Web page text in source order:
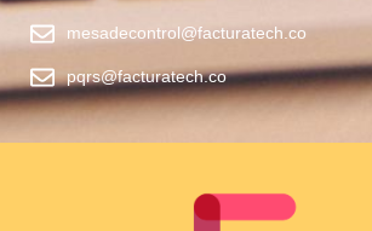
mesadecontrol@facturatech.co
pqrs@facturatech.co